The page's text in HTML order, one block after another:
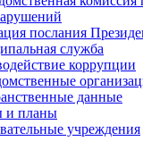
послания
служба
коррупции
данные
и планы
учреждения